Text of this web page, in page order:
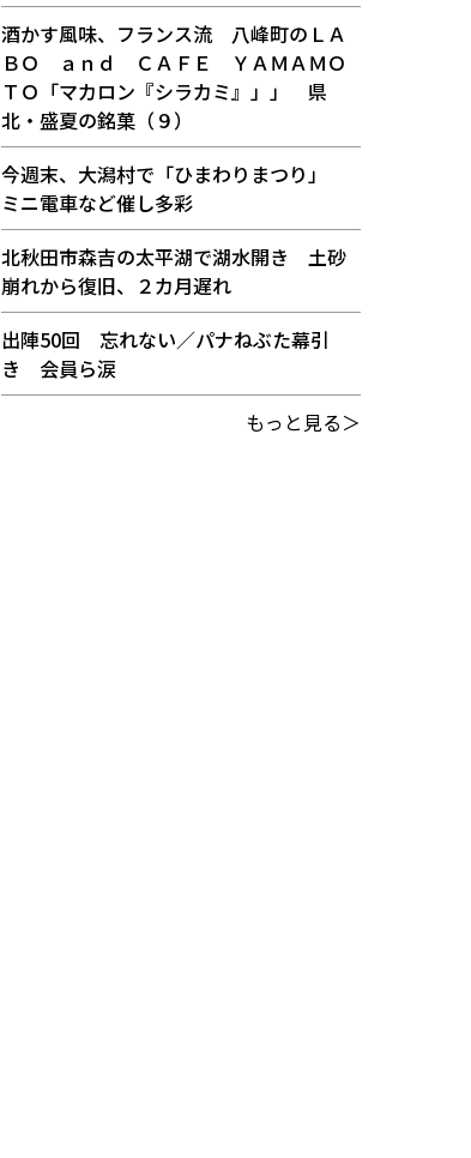
酒かす風味、フランス流 八峰町のＬＡ
ＢＯ ａｎｄ ＣＡＦＥ ＹＡＭＡＭＯ
ＴＯ「マカロン『シラカミ』」」 県
北・盛夏の銘菓（９）
今週末、大潟村で「ひまわりまつり」
ミニ電車など催し多彩
北秋田市森吉の太平湖で湖水開き 土砂
崩れから復旧、２カ月遅れ
出陣50回 忘れない／パナねぶた幕引
き 会員ら涙
もっと見る＞